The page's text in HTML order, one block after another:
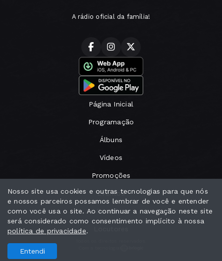
A rádio oficial da família!
Página Inicial
Programação
Álbuns
Vídeos
Promoções
Eventos
Recados
Nosso site usa cookies e outras tecnologias para que nós
e nossos parceiros possamos lembrar de você e entender
como você usa o site. Ao continuar a navegação neste site
será considerado como consentimento implícito à nossa
política de privacidade.
Entendi